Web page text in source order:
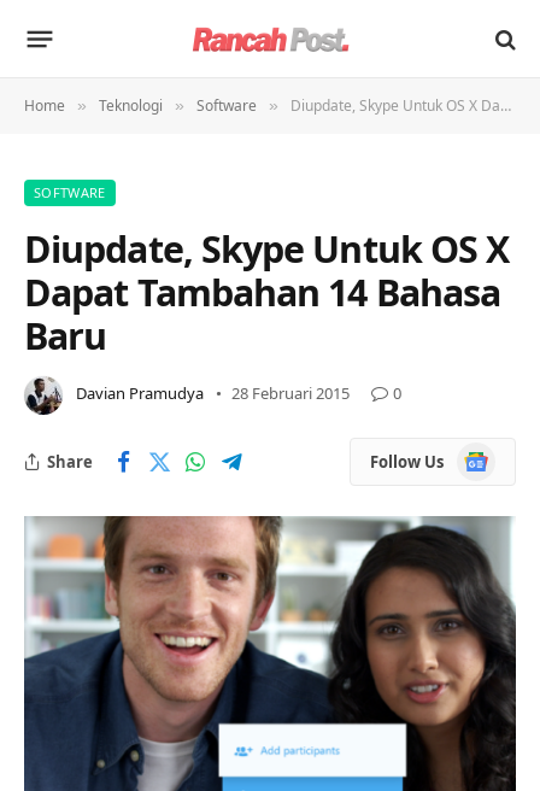
Home » Teknologi » Software » Diupdate, Skype Untuk OS X Dapat Tambahan 14 Bahasa Baru
SOFTWARE
Diupdate, Skype Untuk OS X
Dapat Tambahan 14 Bahasa
Baru
Davian Pramudya 28 Februari 2015 0
Share Follow Us
Google
News